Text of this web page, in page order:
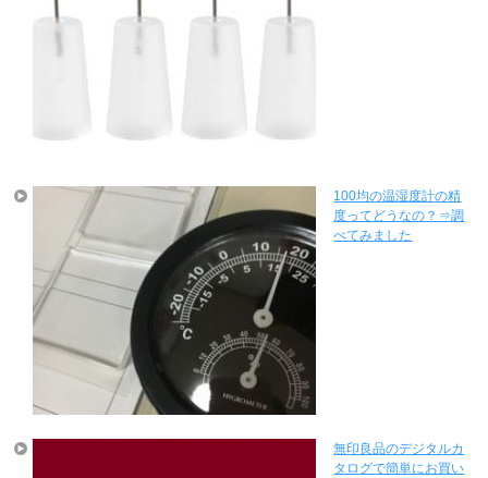
100均の温湿度計の精
度ってどうなの？⇒調
べてみました
無印良品のデジタルカ
タログで簡単にお買い